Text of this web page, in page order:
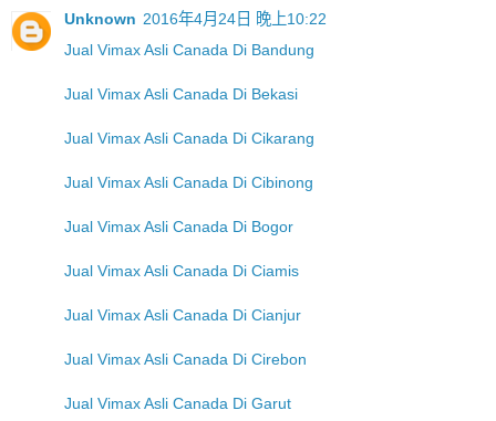
Unknown 2016年4月24日 晚上10:22
Jual Vimax Asli Canada Di Bandung
Jual Vimax Asli Canada Di Bekasi
Jual Vimax Asli Canada Di Cikarang
Jual Vimax Asli Canada Di Cibinong
Jual Vimax Asli Canada Di Bogor
Jual Vimax Asli Canada Di Ciamis
Jual Vimax Asli Canada Di Cianjur
Jual Vimax Asli Canada Di Cirebon
Jual Vimax Asli Canada Di Garut